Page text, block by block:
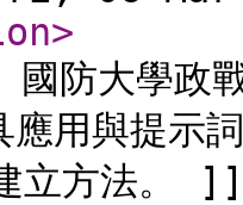
>
防大學政
用與提示
立方法。